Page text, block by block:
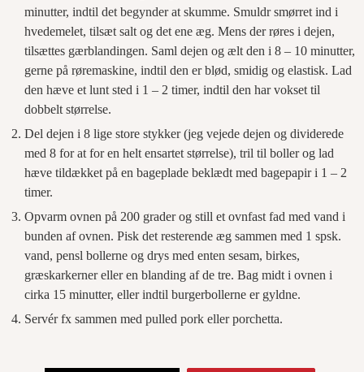
minutter, indtil det begynder at skumme. Smuldr smørret ind i
hvedemelet, tilsæt salt og det ene æg. Mens der røres i dejen,
tilsættes gærblandingen. Saml dejen og ælt den i 8 – 10 minutter,
gerne på røremaskine, indtil den er blød, smidig og elastisk. Lad
den hæve et lunt sted i 1 – 2 timer, indtil den har vokset til
dobbelt størrelse.
Del dejen i 8 lige store stykker (jeg vejede dejen og dividerede
med 8 for at for en helt ensartet størrelse), tril til boller og lad
hæve tildækket på en bageplade beklædt med bagepapir i 1 – 2
timer.
Opvarm ovnen på 200 grader og still et ovnfast fad med vand i
bunden af ovnen. Pisk det resterende æg sammen med 1 spsk.
vand, pensl bollerne og drys med enten sesam, birkes,
græskarkerner eller en blanding af de tre. Bag midt i ovnen i
cirka 15 minutter, eller indtil burgerbollerne er gyldne.
Servér fx sammen med pulled pork eller porchetta.